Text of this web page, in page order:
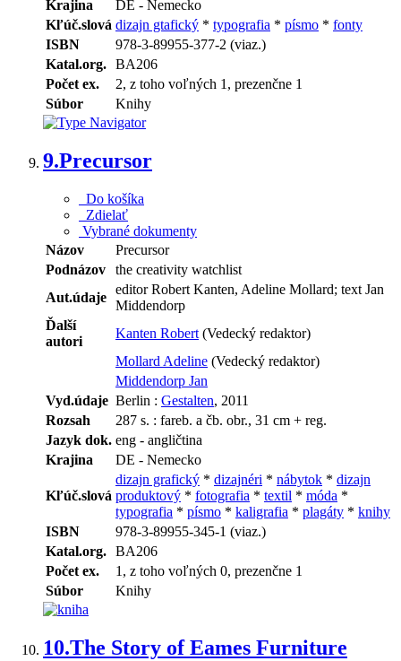
Krajina
DE - Nemecko
Kľúč.slová dizajn gtafický * typografia * písmo * fonty
ISBN
978-3-89955-377-2 (viaz.)
Katal.org. BA206
Počet ex.
2, z toho voľných 1, prezenčne 1
Súbor
Knihy
9.Precursor
Do košíka
Zdielať
Vybrané dokumenty
Názov
Precursor
Podnázov
the creativity watchlist
Aut.údaje
editor Robert Kanten, Adeline Mollard; text Jan
Middendorp
Ďalší
autori
Kanten Robert (Vedecký redaktor)
Mollard Adeline (Vedecký redaktor)
Middendorp Jan
Vyd.údaje Berlin : Gestalten, 2011
Rozsah
287 s. : fareb. a čb. obr., 31 cm + reg.
Jazyk dok. eng - angličtina
Krajina
DE - Nemecko
Kľúč.slová
dizajn grafický * dizajnéri * nábytok * dizajn
produktový * fotografia * textil * móda *
typografia * písmo * kaligrafia * plagáty * knihy
ISBN
978-3-89955-345-1 (viaz.)
Katal.org. BA206
Počet ex.
1, z toho voľných 0, prezenčne 1
Súbor
Knihy
10.The Story of Eames Furniture